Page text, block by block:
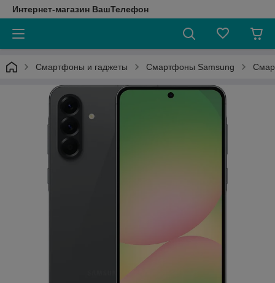
Интернет-магазин ВашТелефон
Смартфоны и гаджеты Смартфоны Samsung